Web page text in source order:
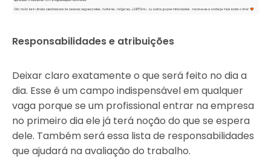
Responsabilidades e atribuições
Deixar claro exatamente o que será feito no dia a
dia. Esse é um campo indispensável em qualquer
vaga porque se um profissional entrar na empresa
no primeiro dia ele já terá noção do que se espera
dele. Também será essa lista de responsabilidades
que ajudará na avaliação do trabalho.